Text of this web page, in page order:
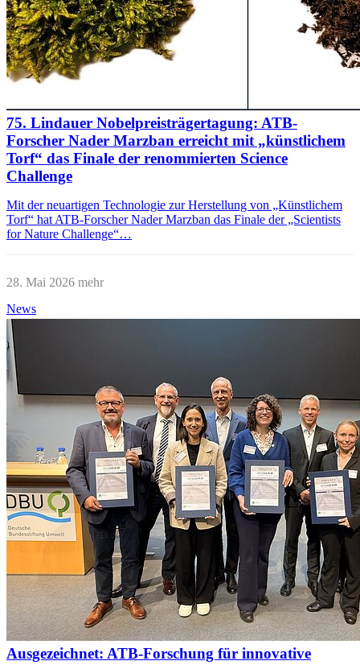
75. Lindauer Nobelpreisträgertagung: ATB-
Forscher Nader Marzban erreicht mit „künstlichem
Torf“ das Finale der renommierten Science
Challenge
Mit der neuartigen Technologie zur Herstellung von „Künstlichem
Torf“ hat ATB-Forscher Nader Marzban das Finale der „Scientists
for Nature Challenge“…
28. Mai 2026 mehr
News
Ausgezeichnet: ATB-Forschung für innovative